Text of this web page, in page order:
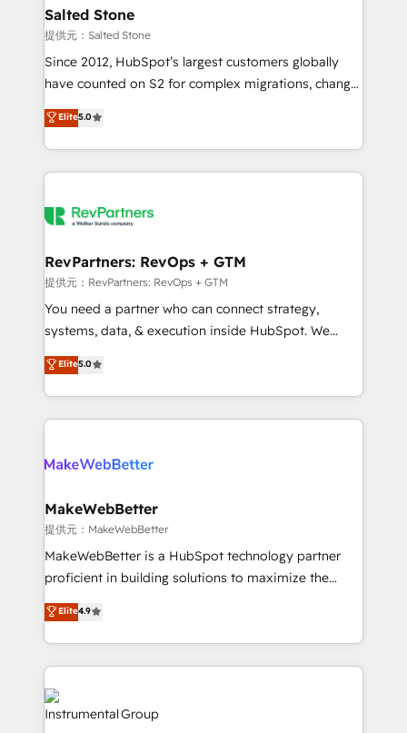
we turn complexity into clarity, human at global
scale. 🏆 HubSpot’s CEO called us “the partner of the
future.” Others agree it is proof of trust built through
measurable impact.
Salted Stone
提供元：Salted Stone
Since 2012, HubSpot’s largest customers globally
have counted on S2 for complex migrations, change
management, systems integration, and creative
solutions that deliver measurable impact and
transform brand experiences As one of the few full-
service creative agencies in the HubSpot
winning design to build scalable, globally
marketing campaigns, & RevOps frameworks that
fuel long-term success We connect the entire
customer lifecycle through seamless integrations,
ensure long-term adoption with change-
and service to drive sustainable growth With 6 key
HubSpot accreditations and experience across
Elite5.0
RevPartners: RevOps + GTM
提供元：RevPartners: RevOps + GTM
You need a partner who can connect strategy,
systems, data, & execution inside HubSpot. We
bridge the gap where most agencies fall short by
combining GTM strategy with technical execution to
solve the right problem with the right solution. As the
only firm in the world to hold Elite Partner
clients gain a unique advantage in CRM architecture,
market execution. Why B2B Businesses Choose RP: -
Secure: Soc2 compliant 🛡️ - Pricing: Implementations
starting at $1,5k 💵 - Speed: Launch in 14 days ⚡ -
Global: 75+ RPers across five continents 🌐 - Scale:
HubSpot Partner 🪴 - Sales Hub: More
implementations than any other Partner 💻 -
agency for an Ops problem. Don't hire a technical
agency for a growth problem. Hire a partner built to
Elite5.0
MakeWebBetter
提供元：MakeWebBetter
MakeWebBetter is a HubSpot technology partner
proficient in building solutions to maximize the
operational efficiency of HubSpot. The fastest-
growing tech-enabler & facilitator, MakeWebBetter,
hands you the blend of HubSpot expertise &
eminent solutions & integrations. Trust us to
streamline your HubSpot experience. 🚀HubSpot
Elite Partners with 10+ years of HubSpot experience
Elite4.9